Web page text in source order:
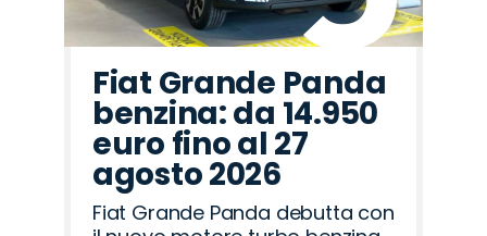
Fiat Grande Panda
benzina: da 14.950
euro fino al 27
agosto 2026
Fiat Grande Panda debutta con